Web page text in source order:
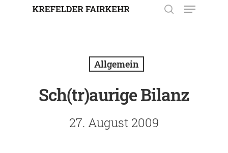
Eingabe zu suchen. Mit ESC
schließen.
Allgemein
Sch(tr)aurige Bilanz
27. August 2009